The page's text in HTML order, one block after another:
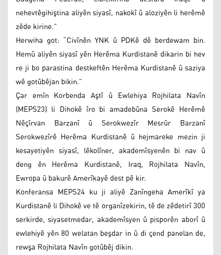
nehevtêgihiştina aliyên siyasî, nakokî û aloziyên li herêmê
zêde kirine.”
Herwiha got: “Civînên YNK û PDKê dê berdewam bin.
Hemû aliyên siyasî yên Herêma Kurdistanê dikarin bi hev
re ji bo parastina destkeftên Herêma Kurdistanê û saziya
wê gotûbêjan bikin.”
Çar emîn Korbenda Aştî û Ewlehiya Rojhilata Navîn
(MEPS23) li Dihokê îro bi amadebûna Serokê Herêmê
Nêçîrvan Barzanî û Serokwezîr Mesrûr Barzanî
Serokwezîrê Herêma Kurdistanê û hejmareke mezin ji
kesayetiyên siyasî, lêkolîner, akademîsyenên bi nav û
deng ên Herêma Kurdistanê, Iraq, Rojhilata Navîn,
Ewropa û bakurê Amerîkayê dest pê kir.
Konferansa MEPS24 ku ji aliyê Zanîngeha Amerîkî ya
Kurdistanê li Dihokê ve tê organîzekirin, tê de zêdetirî 300
serkirde, siyasetmedar, akademîsyen û pisporên aborî û
ewlehiyê yên 80 welatan beşdar in û di çend panelan de,
rewşa Rojhilata Navîn gotûbêj dikin.